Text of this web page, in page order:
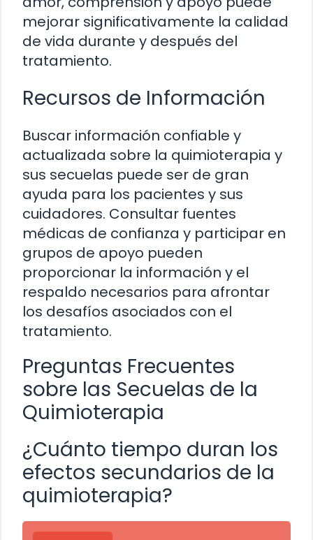
mejorar significativamente la calidad
de vida durante y después del
tratamiento.
Recursos de Información
Buscar información confiable y
actualizada sobre la quimioterapia y
sus secuelas puede ser de gran
ayuda para los pacientes y sus
cuidadores. Consultar fuentes
médicas de confianza y participar en
grupos de apoyo pueden
proporcionar la información y el
respaldo necesarios para afrontar
los desafíos asociados con el
tratamiento.
Preguntas Frecuentes
sobre las Secuelas de la
Quimioterapia
¿Cuánto tiempo duran los
efectos secundarios de la
quimioterapia?